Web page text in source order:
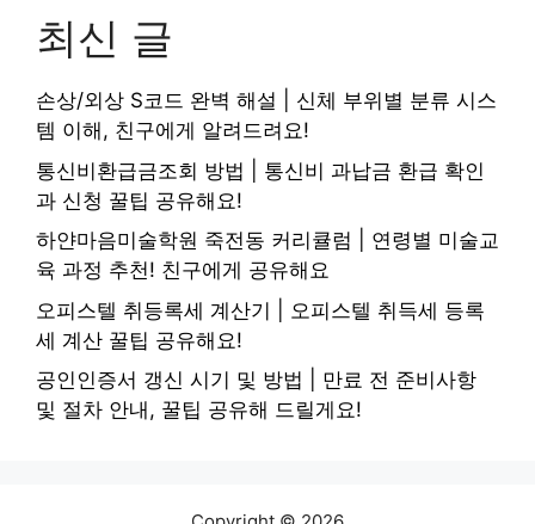
최신 글
손상/외상 S코드 완벽 해설 | 신체 부위별 분류 시스
템 이해, 친구에게 알려드려요!
통신비환급금조회 방법 | 통신비 과납금 환급 확인
과 신청 꿀팁 공유해요!
하얀마음미술학원 죽전동 커리큘럼 | 연령별 미술교
육 과정 추천! 친구에게 공유해요
오피스텔 취등록세 계산기 | 오피스텔 취득세 등록
세 계산 꿀팁 공유해요!
공인인증서 갱신 시기 및 방법 | 만료 전 준비사항
및 절차 안내, 꿀팁 공유해 드릴게요!